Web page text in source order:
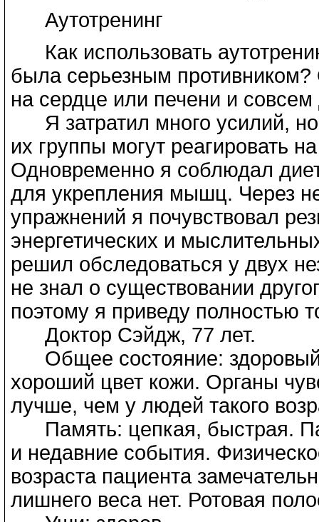
Аутотренинг
Как использовать
была серьезным
на сердце или печени и
Я затратил много усилий, но
их группы могут реагировать
Одновременно я соблюдал
для укрепления мышц. Через
упражнений я почувствовал
энергетических и
решил обследоваться у двух
не знал о существовании
поэтому я приведу полностью
Доктор Сэйдж, 77 лет.
Общее состояние: здоровый
хороший цвет кожи. Органы
лучше, чем у людей такого
Память: цепкая, быстрая.
и недавние события.
возраста пациента
лишнего веса нет. Ротовая